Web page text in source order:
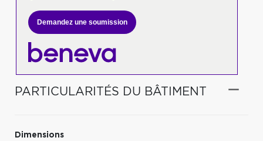
Demandez une soumission
PARTICULARITÉS DU BÂTIMENT
Dimensions